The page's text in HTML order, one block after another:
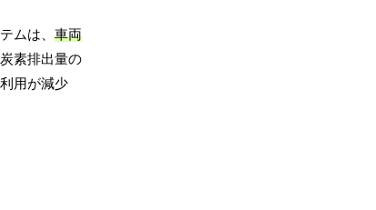
ムは、 車両
素排出量の
用が減少